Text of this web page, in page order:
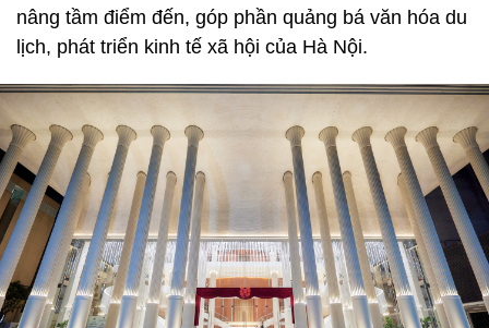
nâng tầm điểm đến, góp phần quảng bá văn hóa du
lịch, phát triển kinh tế xã hội của Hà Nội.